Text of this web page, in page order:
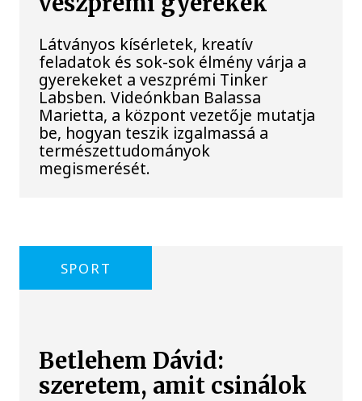
Látványos kísérletek, kreatív
feladatok és sok-sok élmény várja a
gyerekeket a veszprémi Tinker
Labsben. Videónkban Balassa
Marietta, a központ vezetője mutatja
be, hogyan teszik izgalmassá a
természettudományok
megismerését.
SPORT
Betlehem Dávid:
szeretem, amit csinálok